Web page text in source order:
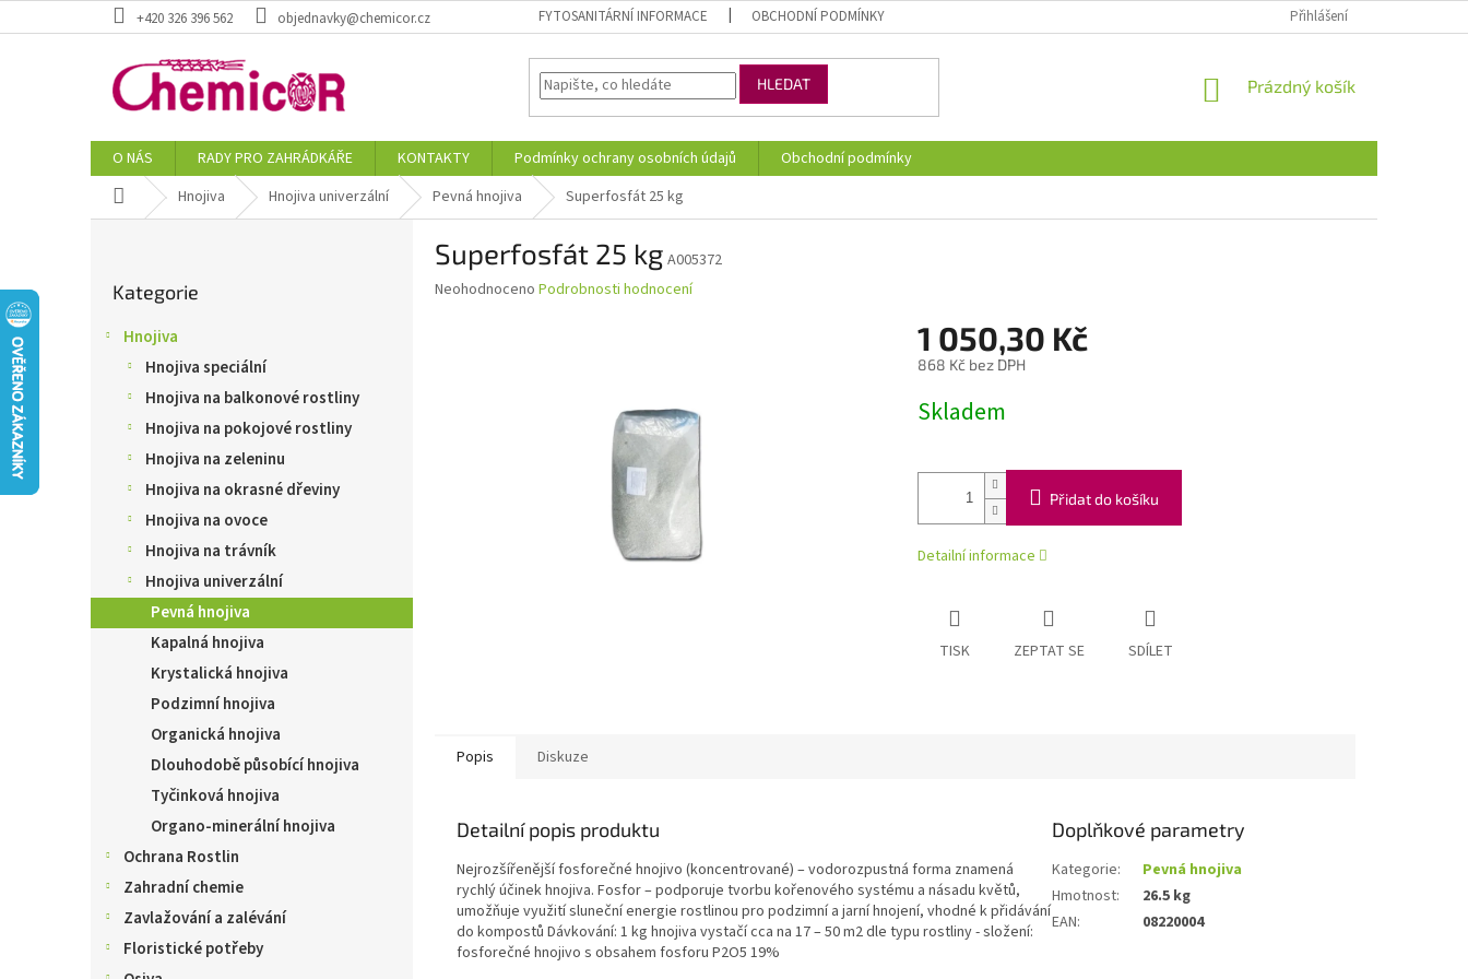
na
+420 326 396 562 objednavky@chemicor.cz FYTOSANITÁRNÍ INFORMACE OBCHODNÍ PODMÍNKY Přihlášení
HLEDAT
NÁKUPNÍ
Prázdný košík
O NÁS RADY PRO ZAHRÁDKÁŘE KONTAKTY Podmínky ochrany osobních údajů
Obchodní podmínky
Domů Hnojiva Hnojiva univerzální Pevná hnojiva Superfosfát 25 kg
kategorie
Kategorie
Hnojiva
Hnojiva speciální
Hnojiva na balkonové rostliny
Hnojiva na pokojové rostliny
Hnojiva na zeleninu
Hnojiva na okrasné dřeviny
Hnojiva na ovoce
Hnojiva na trávník
Hnojiva univerzální
Pevná hnojiva
Kapalná hnojiva
Krystalická hnojiva
Podzimní hnojiva
Organická hnojiva
Dlouhodobě působící hnojiva
Tyčinková hnojiva
Organo-minerální hnojiva
Ochrana Rostlin
Zahradní chemie
Zavlažování a zalévání
Floristické potřeby
Superfosfát 25 kg A005372
Průměrné
Neohodnoceno Podrobnosti hodnocení
1 050,30 Kč
868 Kč bez DPH
cena:
Skladem
Přidat do košíku
Detailní informace
TISK ZEPTAT SE SDÍLET
Popis Diskuze
Detailní popis produktu
Nejrozšířenější fosforečné hnojivo (koncentrované) – vodorozpustná forma znamená
rychlý účinek hnojiva. Fosfor – podporuje tvorbu kořenového systému a násadu květů,
umožňuje využití sluneční energie rostlinou pro podzimní a jarní hnojení, vhodné k přidávání
do kompostů Dávkování: 1 kg hnojiva vystačí cca na 17 – 50 m2 dle typu rostliny - složení:
fosforečné hnojivo s obsahem fosforu P2O5 19%
Doplňkové parametry
Kategorie:
Pevná hnojiva
Hmotnost:
26.5 kg
EAN: 08220004